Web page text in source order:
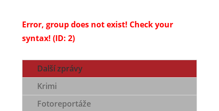
Error, group does not exist! Check your
syntax! (ID: 2)
Další zprávy
Krimi
Fotoreportáže